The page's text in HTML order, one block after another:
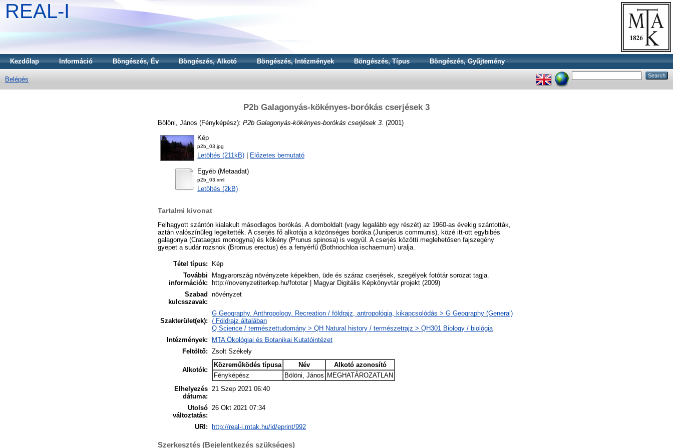
REAL-I
Kezdőlap Információ Böngészés, Év Böngészés, Alkotó Böngészés, Intézmények Böngészés, Típus Böngészés, Gyűjtemény
Belépés
P2b Galagonyás-kökényes-borókás cserjések 3
Bölöni, János (Fényképész): P2b Galagonyás-kökényes-borókás cserjések 3. (2001)
Kép
p2b_03.jpg
Letöltés (211kB) Előzetes bemutató
Egyéb (Metaadat)
p2b_03.xml
Letöltés (2kB)
Tartalmi kivonat
Felhagyott szántón kialakult másodlagos borókás. A domboldalt (vagy legalább egy részét) az 1960-as évekig szántották,
aztán valószínűleg legeltették. A cserjés fő alkotója a közönséges boróka (Juniperus communis), közé itt-ott egybibés
galagonya (Crataegus monogyna) és kökény (Prunus spinosa) is vegyül. A cserjés közötti meglehetősen fajszegény
gyepet a sudár rozsnok (Bromus erectus) és a fenyérfű (Bothriochloa ischaemum) uralja.
Tétel típus:
Kép
További
információk:
Magyarország növényzete képekben, üde és száraz cserjések, szegélyek fotótár sorozat tagja.
http://novenyzetiterkep.hu/fototar | Magyar Digitális Képkönyvtár projekt (2009)
Szabad
kulcsszavak:
növényzet
Szakterület(ek):
G Geography. Anthropology. Recreation / földrajz, antropológia, kikapcsolódás > G Geography (General)
/ Földrajz általában
Q Science / természettudomány > QH Natural history / természetrajz > QH301 Biology / biológia
Intézmények:
MTA Ökológiai és Botanikai Kutatóintézet
Feltöltő: Zsolt Székely
Alkotók:
Közreműködés típusa Név
Alkotó azonosító
Fényképész
Bölöni, János MEGHATÁROZATLAN
Elhelyezés
dátuma:
21 Szep 2021 06:40
Utolsó
változtatás:
26 Okt 2021 07:34
URI: http://real-i.mtak.hu/id/eprint/992
Szerkesztés (Bejelentkezés szükséges)